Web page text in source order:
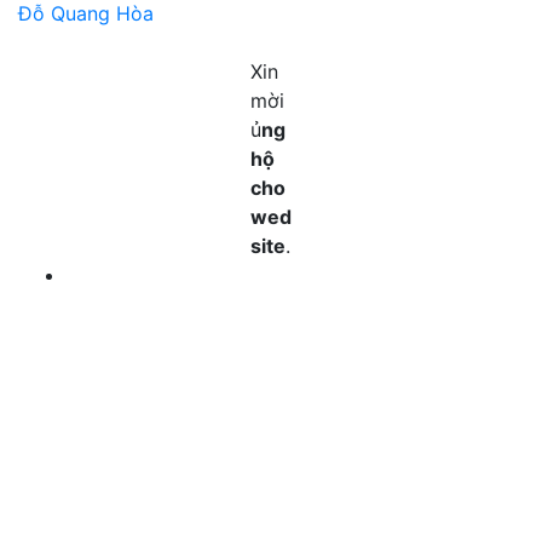
Đỗ Quang Hòa
Xin
mời
ủng
hộ
cho
wed
site.